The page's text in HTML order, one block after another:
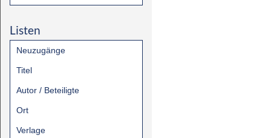
Listen
Neuzugänge
Titel
Autor / Beteiligte
Ort
Verlage